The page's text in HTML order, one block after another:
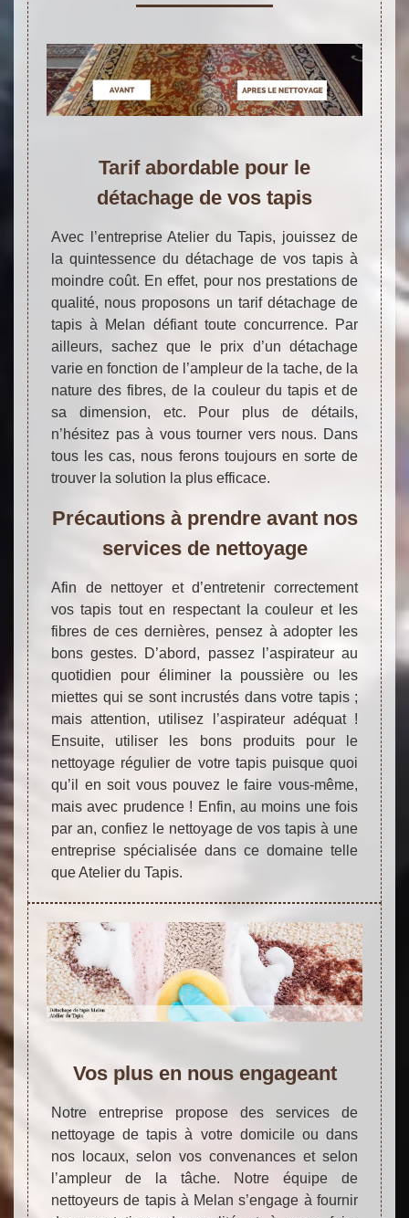
Tarif abordable pour le
détachage de vos tapis
Avec l’entreprise Atelier du Tapis, jouissez de
la quintessence du détachage de vos tapis à
moindre coût. En effet, pour nos prestations de
qualité, nous proposons un tarif détachage de
tapis à Melan défiant toute concurrence. Par
ailleurs, sachez que le prix d’un détachage
varie en fonction de l’ampleur de la tache, de la
nature des fibres, de la couleur du tapis et de
sa dimension, etc. Pour plus de détails,
n’hésitez pas à vous tourner vers nous. Dans
tous les cas, nous ferons toujours en sorte de
trouver la solution la plus efficace.
Précautions à prendre avant nos
services de nettoyage
Afin de nettoyer et d’entretenir correctement
vos tapis tout en respectant la couleur et les
fibres de ces dernières, pensez à adopter les
bons gestes. D’abord, passez l’aspirateur au
quotidien pour éliminer la poussière ou les
miettes qui se sont incrustés dans votre tapis ;
mais attention, utilisez l’aspirateur adéquat !
Ensuite, utiliser les bons produits pour le
nettoyage régulier de votre tapis puisque quoi
qu’il en soit vous pouvez le faire vous-même,
mais avec prudence ! Enfin, au moins une fois
par an, confiez le nettoyage de vos tapis à une
entreprise spécialisée dans ce domaine telle
que Atelier du Tapis.
Vos plus en nous engageant
Notre entreprise propose des services de
nettoyage de tapis à votre domicile ou dans
nos locaux, selon vos convenances et selon
l’ampleur de la tâche. Notre équipe de
nettoyeurs de tapis à Melan s’engage à fournir